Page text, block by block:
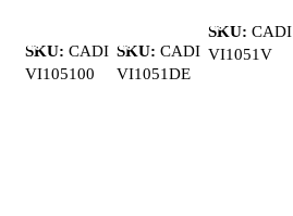
SKU: CADI
VI105100
SKU: CADI
VI1051DE
SKU: CADI
VI1051V